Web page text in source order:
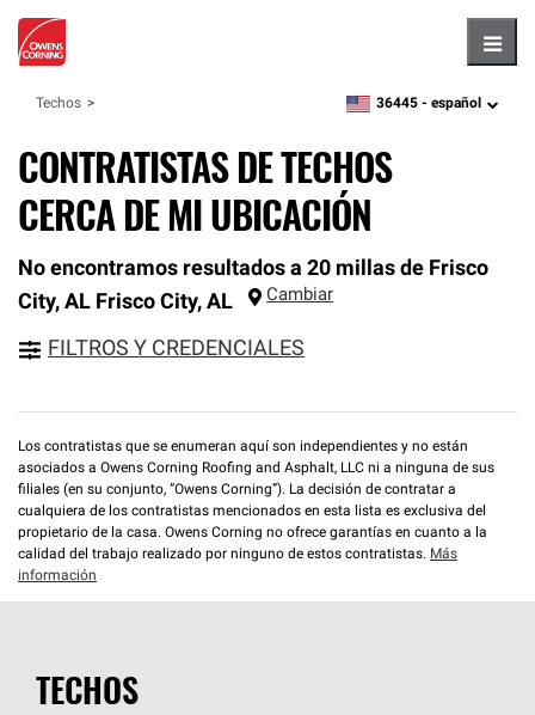
Techos zipcode,language
36445 - español
CONTRATISTAS DE TECHOS
CERCA DE MI UBICACIÓN
No encontramos resultados a 20 millas de Frisco
City, AL Frisco City, AL Cambiar
FILTROS Y CREDENCIALES
Los contratistas que se enumeran aquí son independientes y no están
asociados a Owens Corning Roofing and Asphalt, LLC ni a ninguna de sus
filiales (en su conjunto, “Owens Corning”). La decisión de contratar a
cualquiera de los contratistas mencionados en esta lista es exclusiva del
propietario de la casa. Owens Corning no ofrece garantías en cuanto a la
calidad del trabajo realizado por ninguno de estos contratistas. Más
información
TECHOS